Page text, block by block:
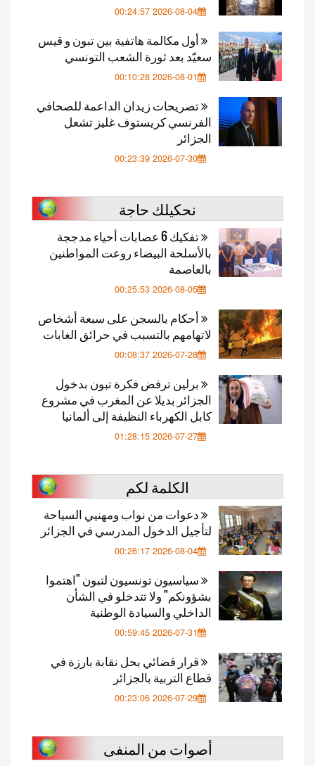
2026-08-04 00:24:57
أول مكالمة هاتفية بين تبون و قيس
سعيّد بعد ثورة الشعب التونسي
2026-08-01 00:10:28
تصريحات زيدان الداعمة للصحافي
الفرنسي كريستوف غليز تشعل
الجزائر
2026-07-30 00:23:39
نحكيلك حاجة
تفكيك 6 عصابات أحياء مدججة
بالأسلحة البيضاء روعت المواطنين
بالعاصمة
2026-08-05 00:25:53
أحكام بالسجن على سبعة أشخاص
لاتهامهم بالتسبب في حرائق الغابات
2026-07-28 00:08:37
برلين ترفض فكرة تبون بدخول
الجزائر بديلا عن المغرب في مشروع
كابل الكهرباء النظيفة إلى ألمانيا
2026-07-27 01:28:15
الكلمة لكم
دعوات من نواب ومهنيي السياحة
لتأجيل الدخول المدرسي في الجزائر
2026-08-04 00:26:17
سياسيون تونسيون لتبون "اهتموا
بشؤونكم" ولا تتدخلو في الشأن
الداخلي والسيادة الوطنية
2026-07-31 00:59:45
قرار قضائي بحل نقابة بارزة في
قطاع التربية بالجزائر
2026-07-29 00:23:06
أصوات من المنفى